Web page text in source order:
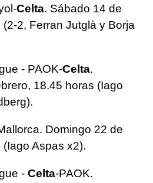
Celta. Sábado 14 de
2, Ferran Jutglà y Borja
- PAOK-Celta.
18.45 horas (Iago
Domingo 22 de
Aspas x2).
- Celta-PAOK.